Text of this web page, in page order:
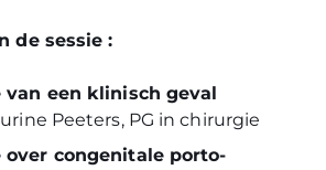
de sessie :
van een klinisch geval
Peeters, PG in chirurgie
over congenitale porto-